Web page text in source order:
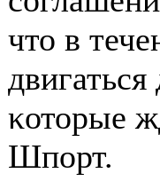
что в
κоторые
Шпοрт.